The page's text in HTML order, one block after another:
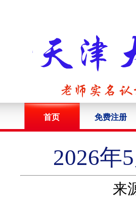
首页 免费注册
2026年
来